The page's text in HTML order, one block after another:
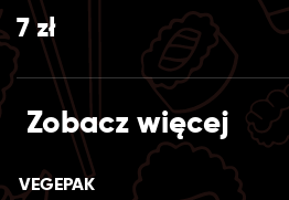
7zł
Zobacz więcej
VEGEPAK